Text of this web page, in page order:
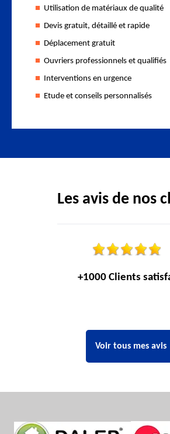
Utilisation de matériaux de qualité
Devis gratuit, détaillé et rapide
Déplacement gratuit
Ouvriers professionnels et qualifiés
Interventions en urgence
Etude et conseils personnalisés
Les avis de nos
+1000 Clients
Voir tous mes avis